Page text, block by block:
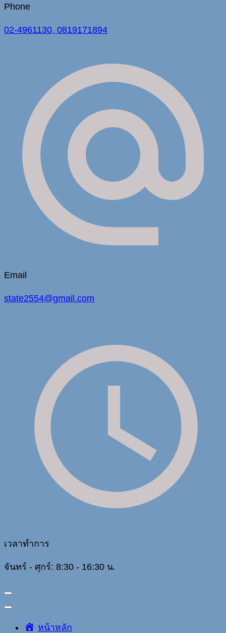
Phone
02-4961130, 0819171894
Email
state2554@gmail.com
เวลาทำการ
จันทร์ - ศุกร์: 8:30 - 16:30 น.
หน้าหลัก